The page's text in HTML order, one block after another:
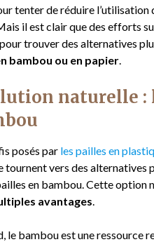
tenter de réduire l’utilisation
il est clair que des efforts
trouver des alternatives
bambou ou en papier.
naturelle :
posés par les pailles en
tournent vers des alternatives
en bambou. Cette option
avantages.
le bambou est une ressource